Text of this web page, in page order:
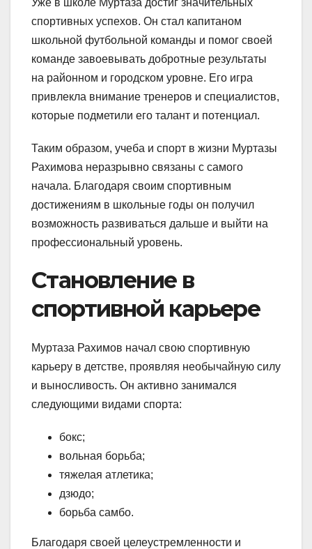
спортивных успехов. Он стал капитаном
школьной футбольной команды и помог своей
команде завоевывать добротные результаты
на районном и городском уровне. Его игра
привлекла внимание тренеров и специалистов,
которые подметили его талант и потенциал.
Таким образом, учеба и спорт в жизни Муртазы
Рахимова неразрывно связаны с самого
начала. Благодаря своим спортивным
достижениям в школьные годы он получил
возможность развиваться дальше и выйти на
профессиональный уровень.
Становление в
спортивной карьере
Муртаза Рахимов начал свою спортивную
карьеру в детстве, проявляя необычайную силу
и выносливость. Он активно занимался
следующими видами спорта:
бокс;
вольная борьба;
тяжелая атлетика;
дзюдо;
борьба самбо.
Благодаря своей целеустремленности и